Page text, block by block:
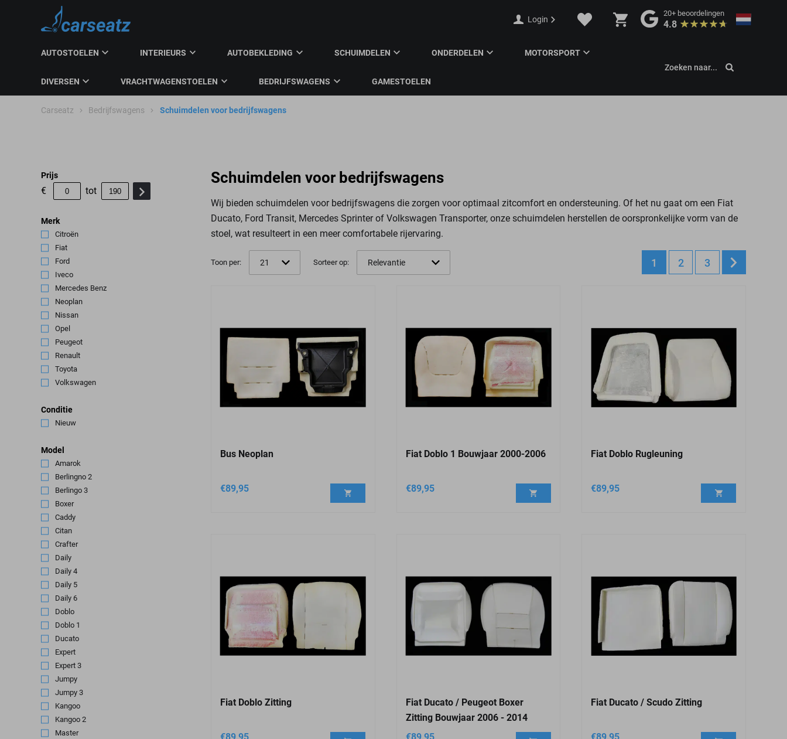
Login
20+beoordelingen
4.8
AUTOSTOELEN INTERIEURS AUTOBEKLEDING SCHUIMDELEN ONDERDELEN MOTORSPORT
DIVERSEN VRACHTWAGENSTOELEN BEDRIJFSWAGENS GAMESTOELEN
Zoeken naar...
Carseatz Bedrijfswagens Schuimdelen voor bedrijfswagens
Prijs
€ tot
Merk
Citroën
Fiat
Ford
Iveco
Mercedes Benz
Neoplan
Nissan
Opel
Peugeot
Renault
Toyota
Volkswagen
Conditie
Nieuw
Model
Amarok
Berlingno 2
Berlingo 3
Boxer
Caddy
Citan
Crafter
Daily
Daily 4
Daily 5
Daily 6
Doblo
Doblo 1
Ducato
Expert
Expert 3
Jumpy
Jumpy 3
Kangoo
Kangoo 2
Master
Schuimdelen voor bedrijfswagens
Wij bieden schuimdelen voor bedrijfswagens die zorgen voor optimaal zitcomfort en ondersteuning. Of het nu gaat om een Fiat
Ducato, Ford Transit, Mercedes Sprinter of Volkswagen Transporter, onze schuimdelen herstellen de oorspronkelijke vorm van de
stoel, wat resulteert in een meer comfortabele rijervaring.
Toon per: Sorteer op: 1 2 3
Bus Neoplan
€89,95
Fiat Doblo 1 Bouwjaar 2000-2006
€89,95
Fiat Doblo Rugleuning
€89,95
Fiat Doblo Zitting
Fiat Ducato / Peugeot Boxer
Zitting Bouwjaar 2006 - 2014
Fiat Ducato / Scudo Zitting